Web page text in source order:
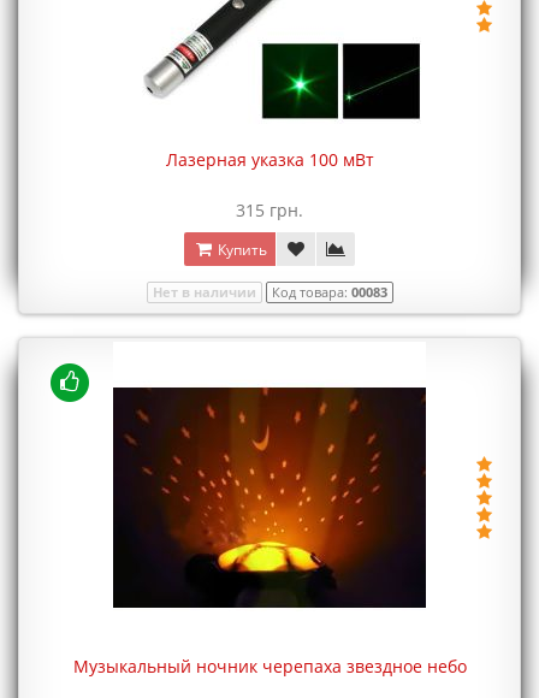
Лазерная указка 100 мВт
315 грн.
Купить
Нет в наличии Код товара: 00083
Музыкальный ночник черепаха звездное небо